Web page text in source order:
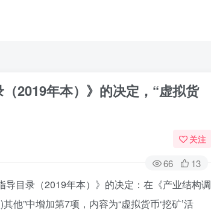
2019年本）》的决定，“虚拟货
关注
66 13
目录（2019年本）》的决定：在《产业结构调
他”中增加第7项，内容为“虚拟货币‘挖矿’活